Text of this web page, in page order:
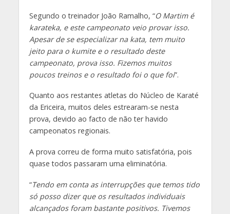
Segundo o treinador João Ramalho, “O Martim é
karateka, e este campeonato veio provar isso.
Apesar de se especializar na kata, tem muito
jeito para o kumite e o resultado deste
campeonato, prova isso. Fizemos muitos
poucos treinos e o resultado foi o que foi”.
Quanto aos restantes atletas do Núcleo de Karaté
da Ericeira, muitos deles estrearam-se nesta
prova, devido ao facto de não ter havido
campeonatos regionais.
A prova correu de forma muito satisfatória, pois
quase todos passaram uma eliminatória.
“Tendo em conta as interrupções que temos tido
só posso dizer que os resultados individuais
alcançados foram bastante positivos. Tivemos